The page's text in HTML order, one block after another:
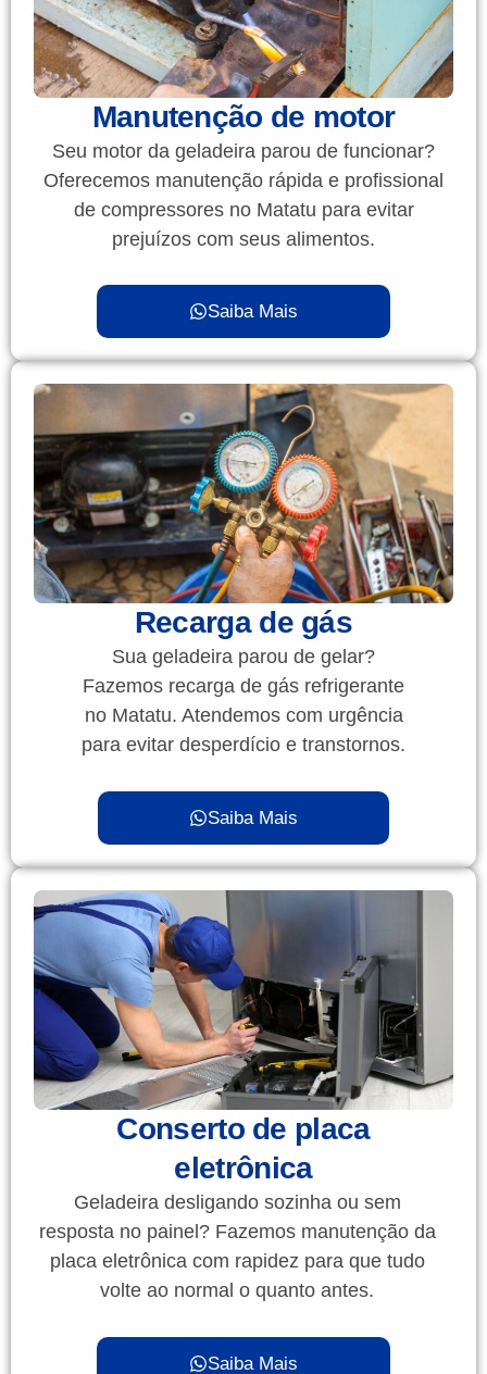
Manutenção de motor
Seu motor da geladeira parou de funcionar?
Oferecemos manutenção rápida e profissional
de compressores no Matatu para evitar
prejuízos com seus alimentos.
Saiba Mais
Recarga de gás
Sua geladeira parou de gelar?
Fazemos recarga de gás refrigerante
no Matatu. Atendemos com urgência
para evitar desperdício e transtornos.
Saiba Mais
Conserto de placa
eletrônica
Geladeira desligando sozinha ou sem
resposta no painel? Fazemos manutenção da
placa eletrônica com rapidez para que tudo
volte ao normal o quanto antes.
Saiba Mais